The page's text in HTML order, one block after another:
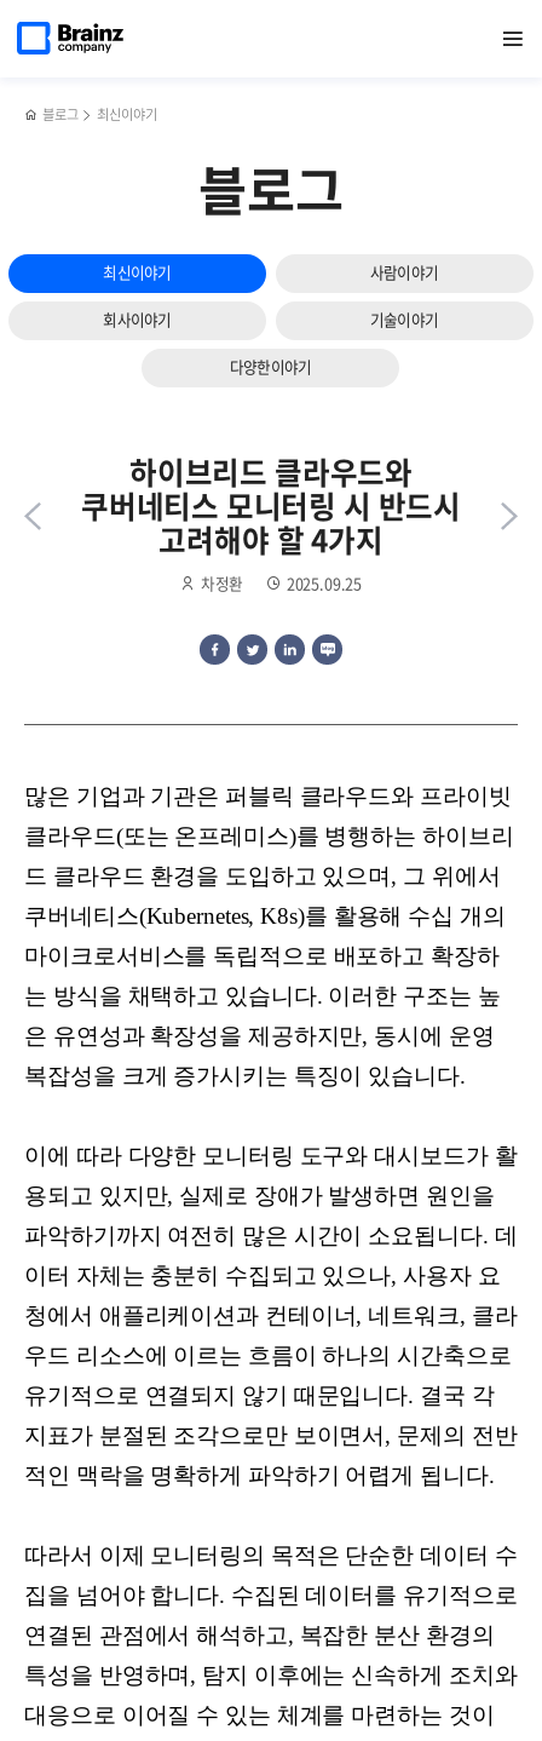
열기
페이지로
블로그 최신이야기
블로그
최신이야기 사람이야기
회사이야기 기술이야기
다양한이야기
트래픽,
NMS·TMS·NPM으로
하이브리드 클라우드와
쿠버네티스 모니터링 시 반드시
고려해야 할 4가지
차정환 2025.09.25
(Zenius)
특화된
많은 기업과 기관은 퍼블릭 클라우드와 프라이빗
클라우드(또는 온프레미스)를 병행하는 하이브리
드 클라우드 환경을 도입하고 있으며, 그 위에서
쿠버네티스(Kubernetes, K8s)를 활용해 수십 개의
마이크로서비스를 독립적으로 배포하고 확장하
는 방식을 채택하고 있습니다. 이러한 구조는 높
은 유연성과 확장성을 제공하지만, 동시에 운영
복잡성을 크게 증가시키는 특징이 있습니다.
이에 따라 다양한 모니터링 도구와 대시보드가 활
용되고 있지만, 실제로 장애가 발생하면 원인을
파악하기까지 여전히 많은 시간이 소요됩니다. 데
이터 자체는 충분히 수집되고 있으나, 사용자 요
청에서 애플리케이션과 컨테이너, 네트워크, 클라
우드 리소스에 이르는 흐름이 하나의 시간축으로
유기적으로 연결되지 않기 때문입니다. 결국 각
지표가 분절된 조각으로만 보이면서, 문제의 전반
적인 맥락을 명확하게 파악하기 어렵게 됩니다.
따라서 이제 모니터링의 목적은 단순한 데이터 수
집을 넘어야 합니다. 수집된 데이터를 유기적으로
연결된 관점에서 해석하고, 복잡한 분산 환경의
특성을 반영하며, 탐지 이후에는 신속하게 조치와
대응으로 이어질 수 있는 체계를 마련하는 것이
다음
슬라이드